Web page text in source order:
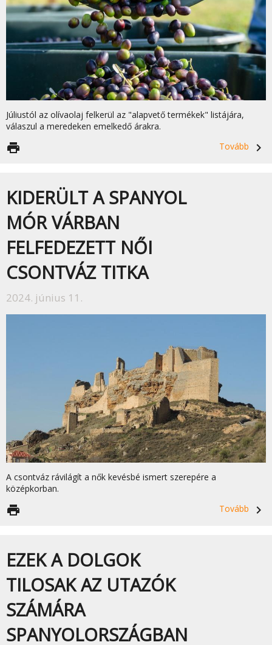
Júliustól az olívaolaj felkerül az "alapvető termékek" listájára,
válaszul a meredeken emelkedő árakra.
Tovább
navigate_next
print
KIDERÜLT A SPANYOL
MÓR VÁRBAN
FELFEDEZETT NŐI
CSONTVÁZ TITKA
2024. június 11.
A csontváz rávilágít a nők kevésbé ismert szerepére a
középkorban.
Tovább
navigate_next
print
EZEK A DOLGOK
TILOSAK AZ UTAZÓK
SZÁMÁRA
SPANYOLORSZÁGBAN